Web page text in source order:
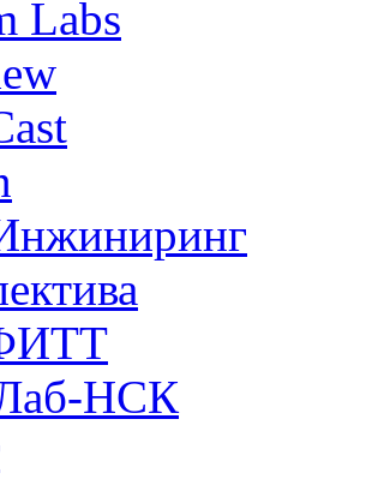
Labs
НСК